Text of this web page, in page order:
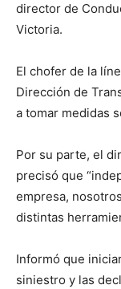
director de
Victoria.
El chofer de la
Dirección de
a tomar medidas
Por su parte, el
precisó que
empresa,
distintas
Informó que
siniestro y las